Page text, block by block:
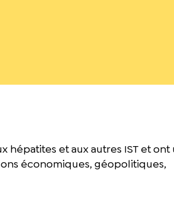
hépatites et aux autres IST et ont
économiques, géopolitiques,